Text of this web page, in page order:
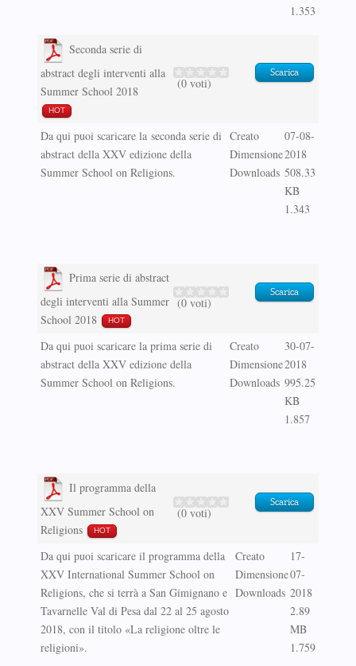
1.353
Seconda serie di
abstract degli interventi alla
Summer School 2018
HOT
(0 voti)
Scarica
Da qui puoi scaricare la seconda serie di
abstract della XXV edizione della
Summer School on Religions.
Creato
Dimensione
Downloads
07-08-
2018
508.33
KB
1.343
Prima serie di abstract
degli interventi alla Summer
School 2018
HOT
(0 voti)
Scarica
Da qui puoi scaricare la prima serie di
abstract della XXV edizione della
Summer School on Religions.
Creato
Dimensione
Downloads
30-07-
2018
995.25
KB
1.857
Il programma della
XXV Summer School on
Religions
HOT
(0 voti)
Scarica
Da qui puoi scaricare il programma della
XXV International Summer School on
Religions, che si terrà a San Gimignano e
Tavarnelle Val di Pesa dal 22 al 25 agosto
2018, con il titolo «La religione oltre le
religioni».
Creato
Dimensione
Downloads
17-
07-
2018
2.89
MB
1.759